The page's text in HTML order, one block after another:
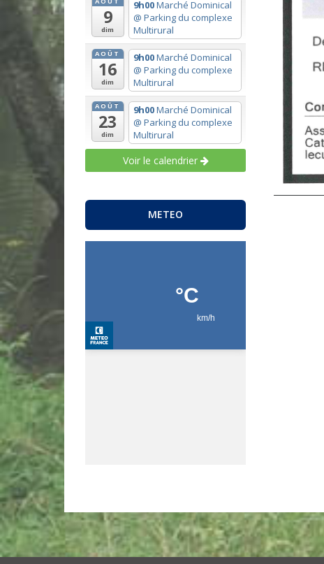
9
dim
9h00Marché Dominical
@ Parking du complexe
Multirural
AOÛT
16
dim
9h00Marché Dominical
@ Parking du complexe
Multirural
AOÛT
23
dim
9h00Marché Dominical
@ Parking du complexe
Multirural
Voir le calendrier
METEO